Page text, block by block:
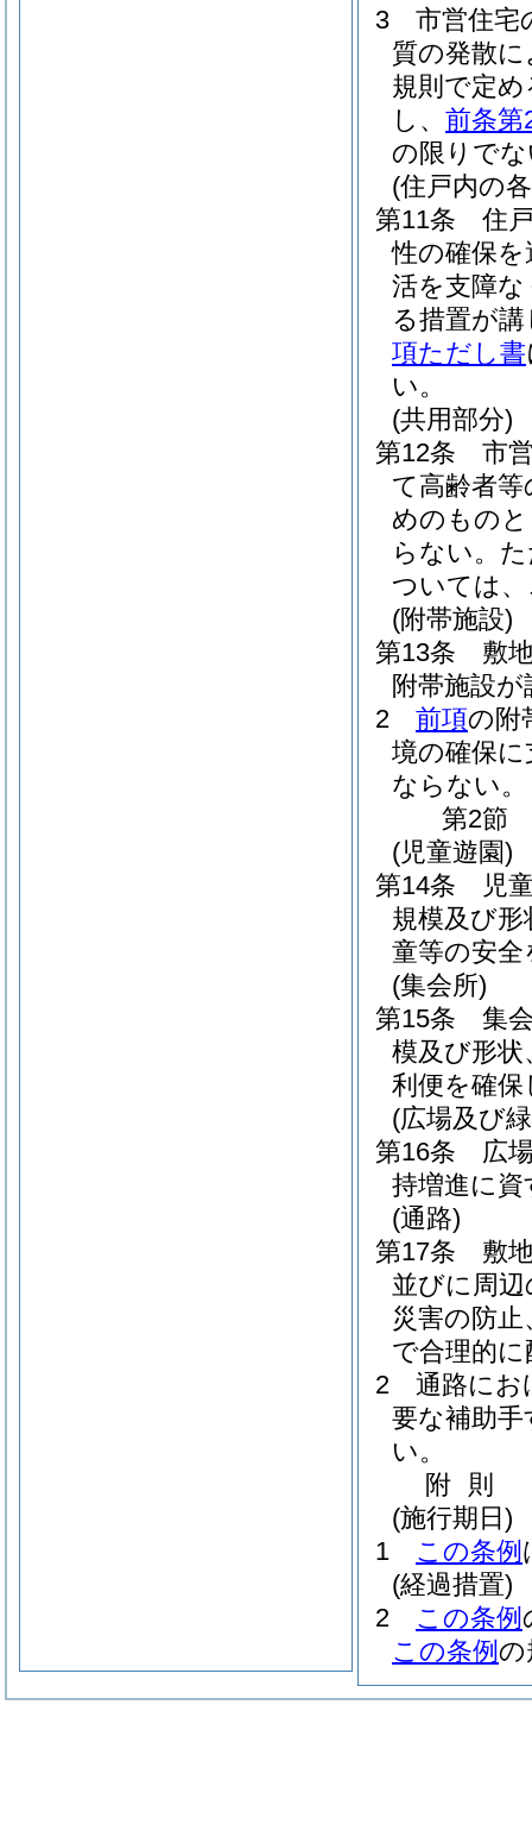
3
市営住宅
質の発散
規則で定
し、 前条第
の限りで
(住戸内の
第11条
住
性の確保
活を支障
る措置が
項ただし書
い。
(共用部分)
第12条
市
て高齢者
めのもの
らない。
ついては
(附帯施設)
第13条
敷
附帯施設
2
前項の附
境の確保
ならない。
第2節
(児童遊園)
第14条
児
規模及び
童等の安
(集会所)
第15条
集
模及び形
利便を確
(広場及び
第16条
広
持増進に
(通路)
第17条
敷
並びに周
災害の防
で合理的
2
通路にお
要な補助
い。
附 則
(施行期日)
1
この条例
(経過措置)
2
この条例
この条例 の